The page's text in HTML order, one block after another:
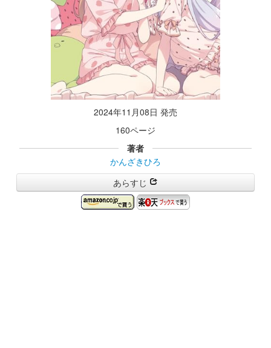
2024年11月08日 発売
160ページ
著者
かんざきひろ
あらすじ